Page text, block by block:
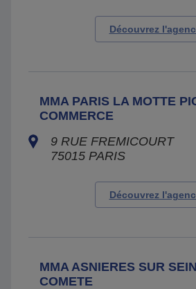
Découvrez
MMA PARIS LA MOTTE
COMMERCE
9 RUE FREMICOURT
75015 PARIS
Découvrez
MMA ASNIERES SUR
COMETE